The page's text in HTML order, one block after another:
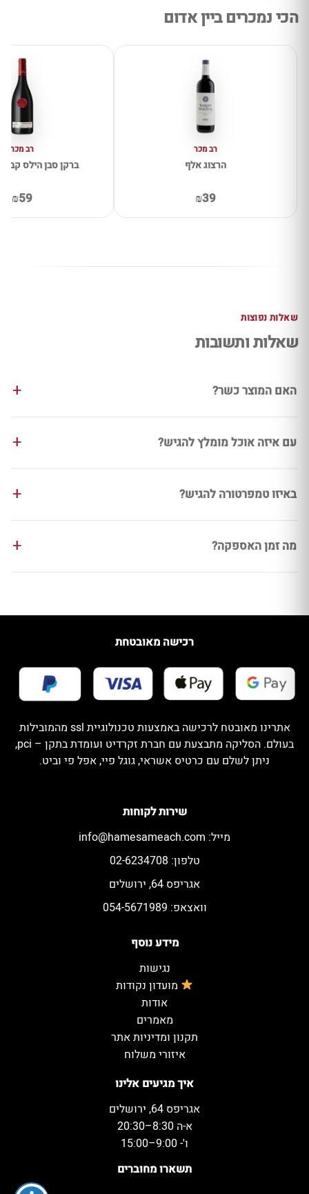
הכי נמכרים ביין אדום
רב מכר
הרצוג אלף
₪39
רב מכר
ברקן סבן הילס
₪59
שאלות נפוצות
שאלות ותשובות
האם המוצר כשר?
עם איזה אוכל מומלץ להגיש?
באיזו טמפרטורה להגיש?
מה זמן האספקה?
איך מגיעים אלינו
אגריפס 64, ירושלים
א-ה 8:30–20:30
ו'- 9:00–15:00
תשארו מחוברים
מידע נוסף
נגישות
מועדון נקודות
אודות
מאמרים
תקנון ומדיניות אתר
איזורי משלוח
שירות לקוחות
מייל: info@hamesameach.com
טלפון: 02-6234708
אגריפס 64, ירושלים
וואצאפ: 054-5671989
רכישה מאובטחת
אתרינו מאובטח לרכישה באמצעות טכנולוגיית ssl מהמובילות
בעולם. הסליקה מתבצעת עם חברת זקרדיט ועומדת בתקן – pci,
ניתן לשלם עם כרטיס אשראי, גוגל פיי, אפל פי וביט.